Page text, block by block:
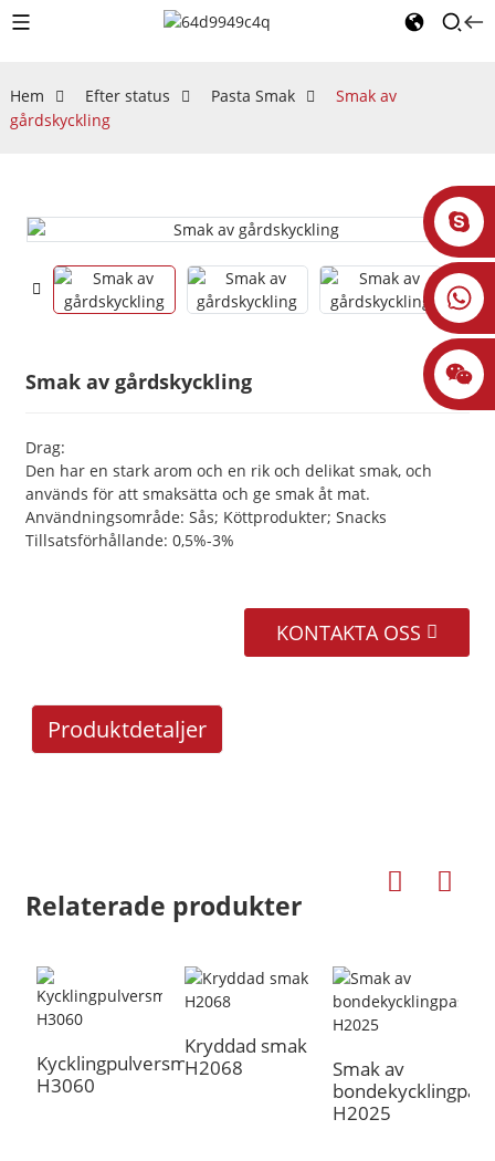
Hem Efter status Pasta Smak
Smak av
gårdskyckling
Smak av gårdskyckling
Drag:
Den har en stark arom och en rik och delikat smak, och
används för att smaksätta och ge smak åt mat.
Användningsområde: Sås; Köttprodukter; Snacks
Tillsatsförhållande: 0,5%-3%
KONTAKTA OSS
Produktdetaljer
Relaterade produkter
Kycklingpulversmak
H3060
Kryddad smak
H2068
Smak av
H2025